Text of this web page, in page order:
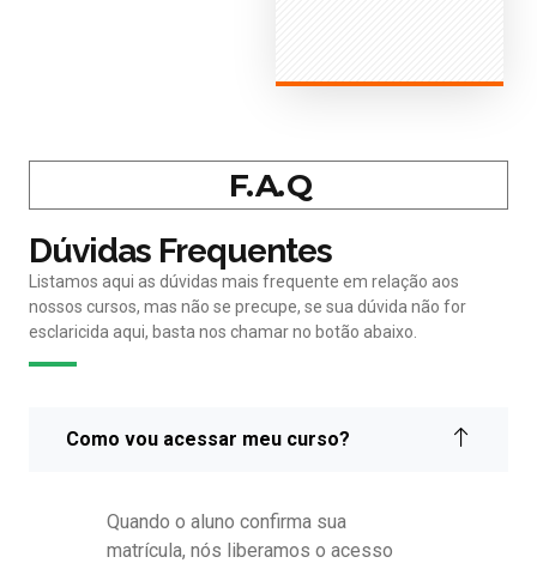
F. A. Q
Dúvidas Frequentes
Listamos aqui as dúvidas mais frequente em relação aos
nossos cursos, mas não se precupe, se sua dúvida não for
esclaricida aqui, basta nos chamar no botão abaixo.
Como vou acessar meu curso?
Quando o aluno confirma sua
matrícula, nós liberamos o acesso